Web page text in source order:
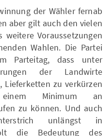
der Wähler fernab
aber gilt auch den vielen
Voraussetzungen
Wahlen. Die Partei
Parteitag, dass unter
der Landwirte
zu verkürzen
Minimum an
zu können. Und auch
unlängst in
die Bedeutung des